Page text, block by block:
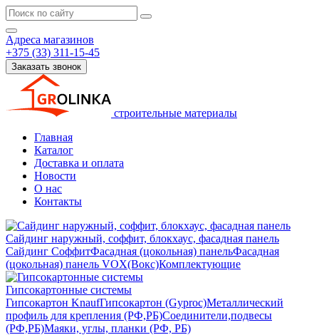
Адреса магазинов
+375 (33) 311-15-45
Заказать звонок
строительные материалы
Главная
Каталог
Доставка и оплата
Новости
О нас
Контакты
Сайдинг наружный, соффит, блокхаус, фасадная панель
Сайдинг СоффитФасадная (цокольная) панельФасадная
(цокольная) панель VOX(Вокс)Комплектующие
Гипсокартонные системы
Гипсокартон KnaufГипсокартон (Gyproc)Металлический
профиль для крепления (РФ,РБ)Соединители,подвесы
(РФ,РБ)Маяки, углы, планки (РФ, РБ)